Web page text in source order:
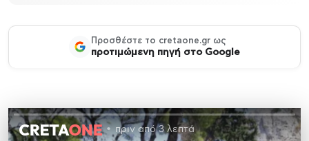
Προσθέστε το cretaone.gr ως
προτιμώμενη πηγή στο Google
πριν από 3 λεπτά